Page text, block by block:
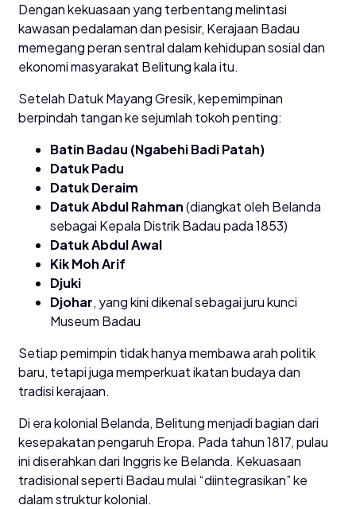
Dengan kekuasaan yang terbentang melintasi
kawasan pedalaman dan pesisir, Kerajaan Badau
memegang peran sentral dalam kehidupan sosial dan
ekonomi masyarakat Belitung kala itu.
Setelah Datuk Mayang Gresik, kepemimpinan
berpindah tangan ke sejumlah tokoh penting:
Batin Badau (Ngabehi Badi Patah)
Datuk Padu
Datuk Deraim
Datuk Abdul Rahman(diangkat oleh Belanda
sebagai Kepala Distrik Badau pada 1853)
Datuk Abdul Awal
Kik Moh Arif
Djuki
Djohar, yang kini dikenal sebagai juru kunci
Museum Badau
Setiap pemimpin tidak hanya membawa arah politik
baru, tetapi juga memperkuat ikatan budaya dan
tradisi kerajaan.
Di era kolonial Belanda, Belitung menjadi bagian dari
kesepakatan pengaruh Eropa. Pada tahun 1817, pulau
ini diserahkan dari Inggris ke Belanda. Kekuasaan
tradisional seperti Badau mulai “diintegrasikan” ke
dalam struktur kolonial.